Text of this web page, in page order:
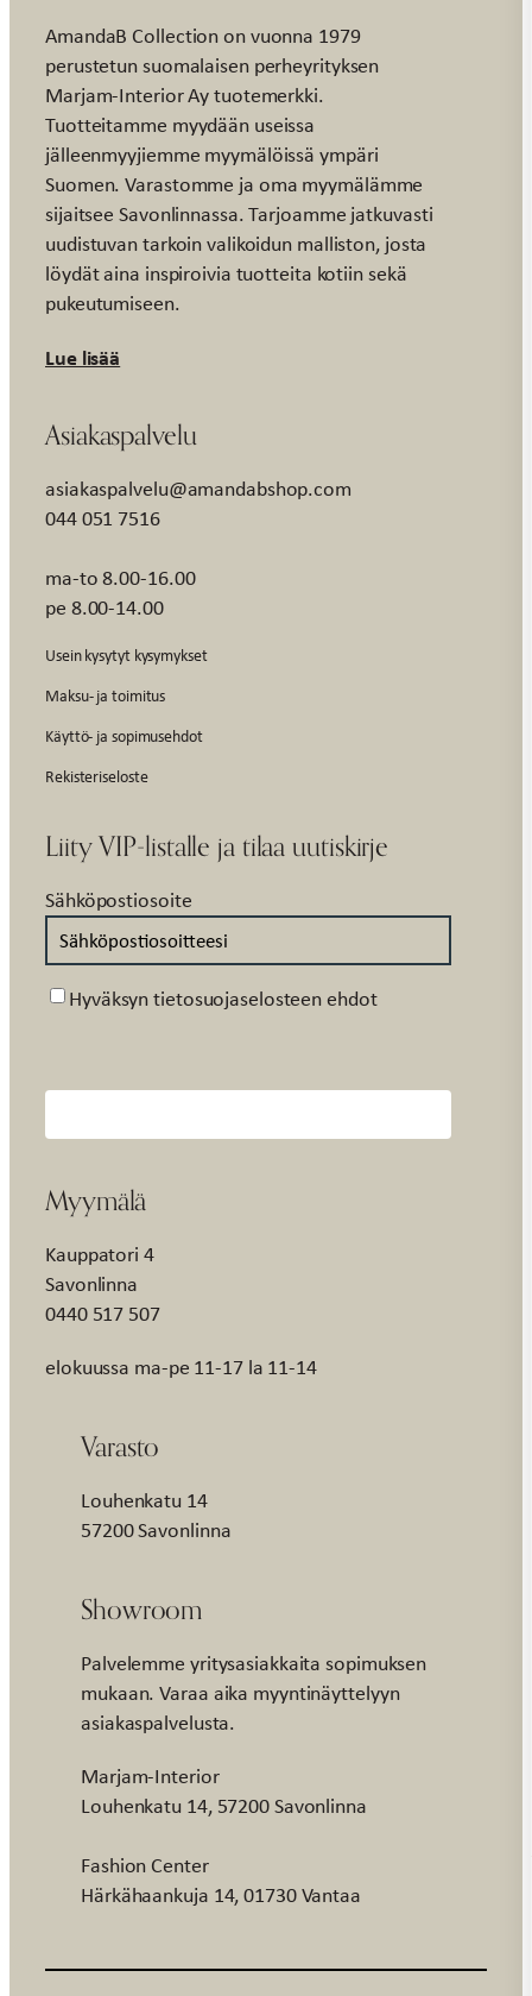
AmandaB Collection on vuonna 1979
perustetun suomalaisen perheyrityksen
Marjam-Interior Ay tuotemerkki.
Tuotteitamme myydään useissa
jälleenmyyjiemme myymälöissä ympäri
Suomen. Varastomme ja oma myymälämme
sijaitsee Savonlinnassa. Tarjoamme jatkuvasti
uudistuvan tarkoin valikoidun malliston, josta
löydät aina inspiroivia tuotteita kotiin sekä
pukeutumiseen.
Lue lisää
Asiakaspalvelu
asiakaspalvelu@amandabshop.com
044 051 7516
ma-to 8.00-16.00
pe 8.00-14.00
Usein kysytyt kysymykset
Maksu- ja toimitus
Käyttö- ja sopimusehdot
Rekisteriseloste
Liity VIP-listalle ja tilaa uutiskirje
Sähköpostiosoite
Suostumus
Hyväksyn tietosuojaselosteen ehdot
Myymälä
Kauppatori 4
Savonlinna
0440 517 507
elokuussa ma-pe 11-17 la 11-14
Varasto
Louhenkatu 14
57200 Savonlinna
Showroom
Palvelemme yritysasiakkaita sopimuksen
mukaan. Varaa aika myyntinäyttelyyn
asiakaspalvelusta.
Marjam-Interior
Louhenkatu 14, 57200 Savonlinna
Fashion Center
Härkähaankuja 14, 01730 Vantaa